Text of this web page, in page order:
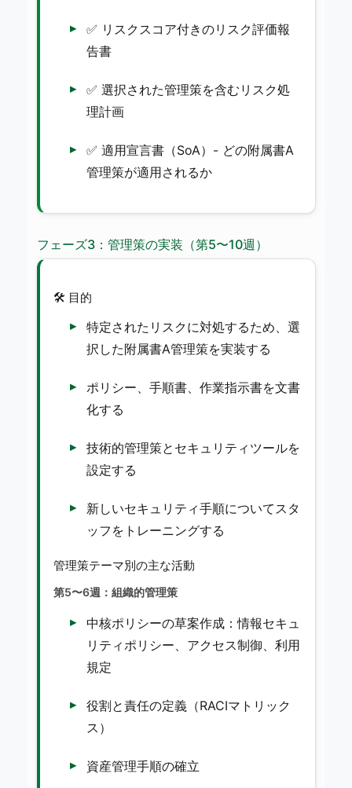
✅ リスクスコア付きのリスク評価報
告書
✅ 選択された管理策を含むリスク処
理計画
✅ 適用宣言書（SoA）- どの附属書A
管理策が適用されるか
フェーズ3：管理策の実装（第5〜10週）
🛠️ 目的
特定されたリスクに対処するため、選
択した附属書A管理策を実装する
ポリシー、手順書、作業指示書を文書
化する
技術的管理策とセキュリティツールを
設定する
新しいセキュリティ手順についてスタ
ッフをトレーニングする
管理策テーマ別の主な活動
第5〜6週：組織的管理策
中核ポリシーの草案作成：情報セキュ
リティポリシー、アクセス制御、利用
規定
役割と責任の定義（RACIマトリック
ス）
資産管理手順の確立